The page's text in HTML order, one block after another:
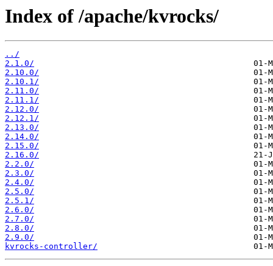
Index of /apache/kvrocks/
../
2.1.0/
2.10.0/
2.10.1/
2.11.0/
2.11.1/
2.12.0/
2.12.1/
2.13.0/
2.14.0/
2.15.0/
2.16.0/
2.2.0/
2.3.0/
2.4.0/
2.5.0/
2.5.1/
2.6.0/
2.7.0/
2.8.0/
2.9.0/
kvrocks-controller/